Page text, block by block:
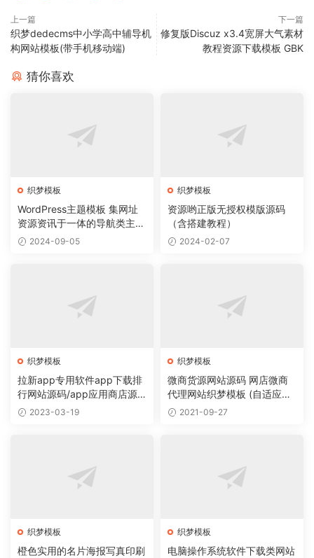
上一篇
织梦dedecms中小学高中辅导机
构网站模板(带手机移动端)
下一篇
修复版Discuz x3.4宽屏大气素材
教程资源下载模板 GBK
猜你喜欢
织梦模板
WordPress主题模板 集网址
资源资讯于一体的导航类主题
导航主题垂直行业模板
2024-09-05
织梦模板
资源哟正版无授权模版源码
（含搭建教程）
2024-02-07
织梦模板
拉新app专用软件app下载排
行网站源码/app应用商店源
码 2023-03-19
织梦模板
微商货源网站源码 网店微商
代理网站织梦模板 (自适应手
机版)2021-09-27
织梦模板
橙色实用的名片海报写真印刷
织梦模板
电脑操作系统软件下载类网站